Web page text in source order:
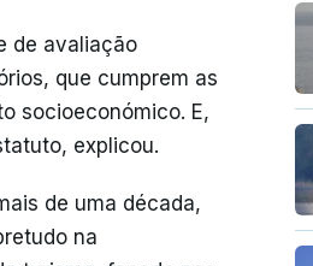
de avaliação
que cumprem as
socioeconómico. E,
explicou.
de uma década,
na